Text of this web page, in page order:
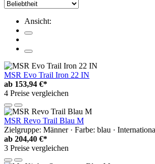
Ansicht:
MSR Evo Trail Iron 22 IN
ab 153,94 €*
4 Preise vergleichen
MSR Revo Trail Blau M
Zielgruppe: Männer · Farbe: blau ·
ab 204,40 €*
3 Preise vergleichen